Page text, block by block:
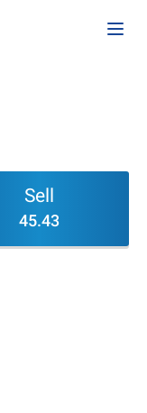
Sell
45.43